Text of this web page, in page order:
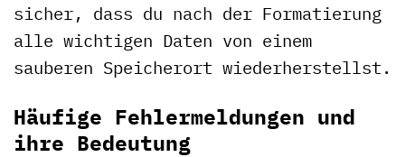
sicher, dass du nach der Formatierung
alle wichtigen Daten von einem
sauberen Speicherort wiederherstellst.
Häufige Fehlermeldungen und
ihre Bedeutung